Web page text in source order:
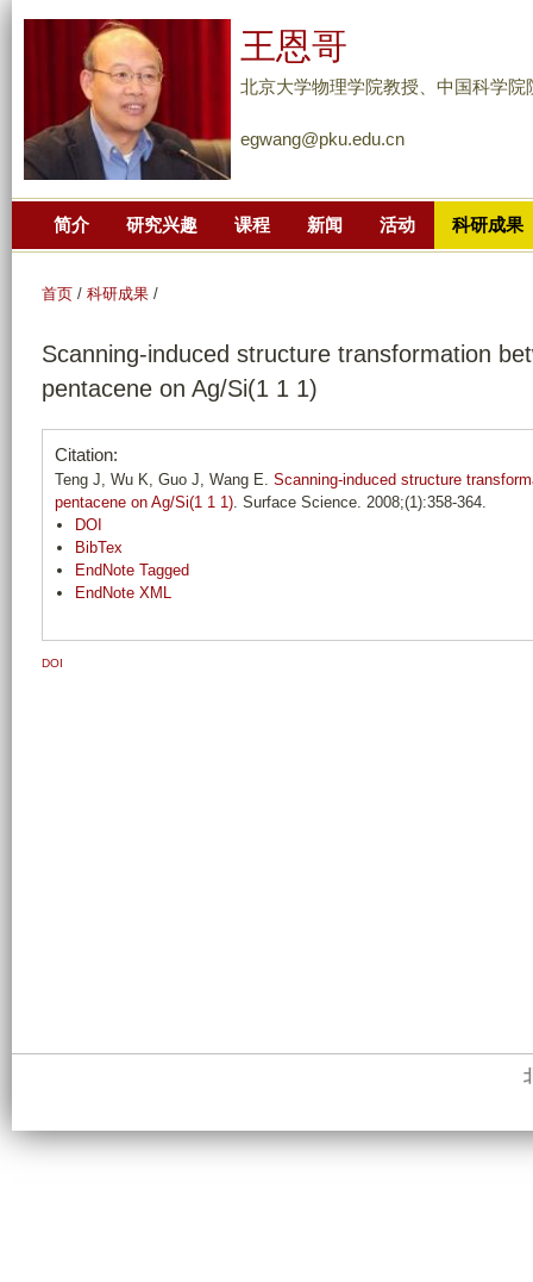
到
主
要
分
王恩哥
北京大学物理学院教授、中国科学
egwang@pku.edu.cn
简介 研究兴趣 课程 新闻 活动 科研成果
首页 / 科研成果 /
Scanning-induced structure transformation
pentacene on Ag/Si(1 1 1)
Citation:
Teng J, Wu K, Guo J, Wang E. Scanning-induced structure
pentacene on Ag/Si(1 1 1). Surface Science. 2008;(1):358-364.
DOI
BibTex
EndNote Tagged
EndNote XML
DOI